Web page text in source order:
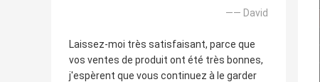
—— David
Laissez-moi très satisfaisant, parce que
vos ventes de produit ont été très bonnes,
j'espèrent que vous continuez à le garder